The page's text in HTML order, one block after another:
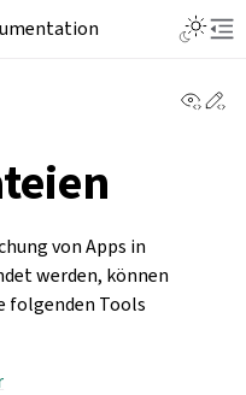
von Apps in
werden, können
folgenden Tools